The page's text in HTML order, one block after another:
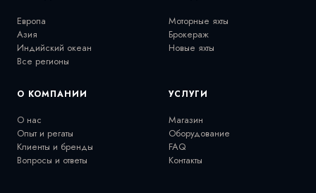
Европа
Азия
Индийский океан
Все регионы
Моторные яхты
Брокераж
Новые яхты
О КОМПАНИИ
О нас
Опыт и регаты
Клиенты и бренды
Вопросы и ответы
УСЛУГИ
Магазин
Оборудование
FAQ
Контакты